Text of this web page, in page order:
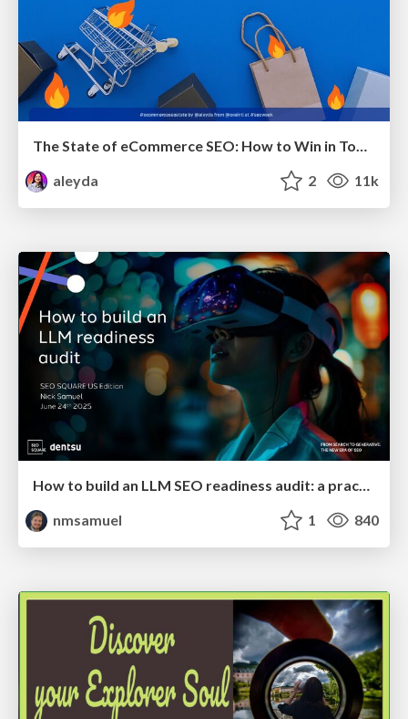
aleyda
2 11k
How to build an LLM SEO readiness audit: a practical framework
nmsamuel
1 840